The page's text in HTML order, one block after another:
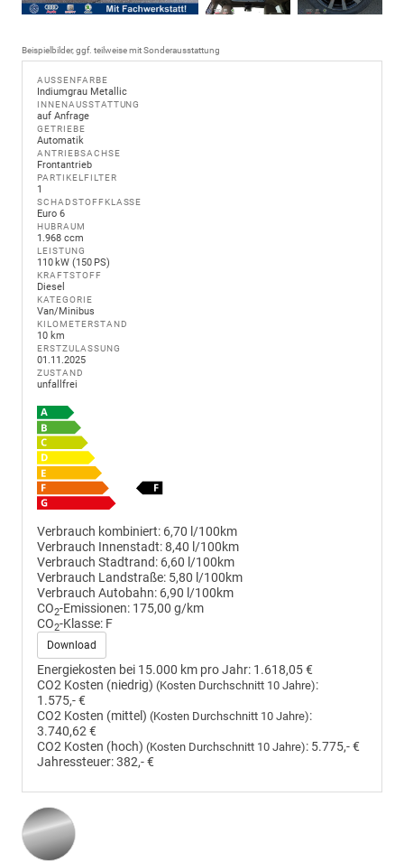
Beispielbilder, ggf. teilweise mit Sonderausstattung
AUSSENFARBE
Indiumgrau Metallic
INNENAUSSTATTUNG
auf Anfrage
GETRIEBE
Automatik
ANTRIEBSACHSE
Frontantrieb
PARTIKELFILTER
1
SCHADSTOFFKLASSE
Euro 6
HUBRAUM
1.968 ccm
LEISTUNG
110 kW (150 PS)
KRAFTSTOFF
Diesel
KATEGORIE
Van/Minibus
KILOMETERSTAND
10 km
ERSTZULASSUNG
01.11.2025
ZUSTAND
unfallfrei
Verbrauch kombiniert: 6,70 l/100km
Verbrauch Innenstadt:8,40 l/100km
Verbrauch Stadtrand: 6,60 l/100km
Verbrauch Landstraße: 5,80 l/100km
Verbrauch Autobahn: 6,90 l/100km
CO2-Emissionen: 175,00 g/km
CO2-Klasse: F
Download
Energiekosten bei 15.000 km pro Jahr: 1.618,05 €
CO2 Kosten (niedrig) (Kosten Durchschnitt 10 Jahre):
1.575,- €
CO2 Kosten (mittel) (Kosten Durchschnitt 10 Jahre):
3.740,62 €
CO2 Kosten (hoch) (Kosten Durchschnitt 10 Jahre): 5.775,- €
Jahressteuer:382,- €